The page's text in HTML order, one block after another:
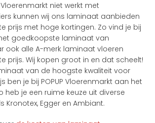
Vloerenmarkt niet werkt met
kunnen wij ons laminaat aanbieden
prijs met hoge kortingen. Zo vind je bij
goedkoopste laminaat van
ook alle A-merk laminaat vloeren
prijs. Wij kopen groot in en dat scheelt!
van de hoogste kwaliteit voor
ben je bij POPUP Vloerenmarkt aan het
heb je een ruime keuze uit diverse
Kronotex, Egger en Ambiant.